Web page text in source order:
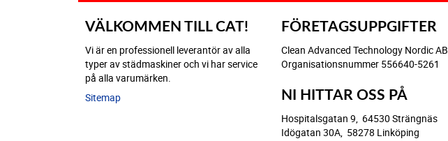
VÄLKOMMEN TILL CAT!
Vi är en professionell leverantör av alla
typer av städmaskiner och vi har service
på alla varumärken.
Sitemap
FÖRETAGSUPPGIFTER
Clean Advanced Technology Nordic AB
Organisationsnummer 556640-5261
NI HITTAR OSS PÅ
Hospitalsgatan 9, 64530 Strängnäs
Idögatan 30A, 58278 Linköping